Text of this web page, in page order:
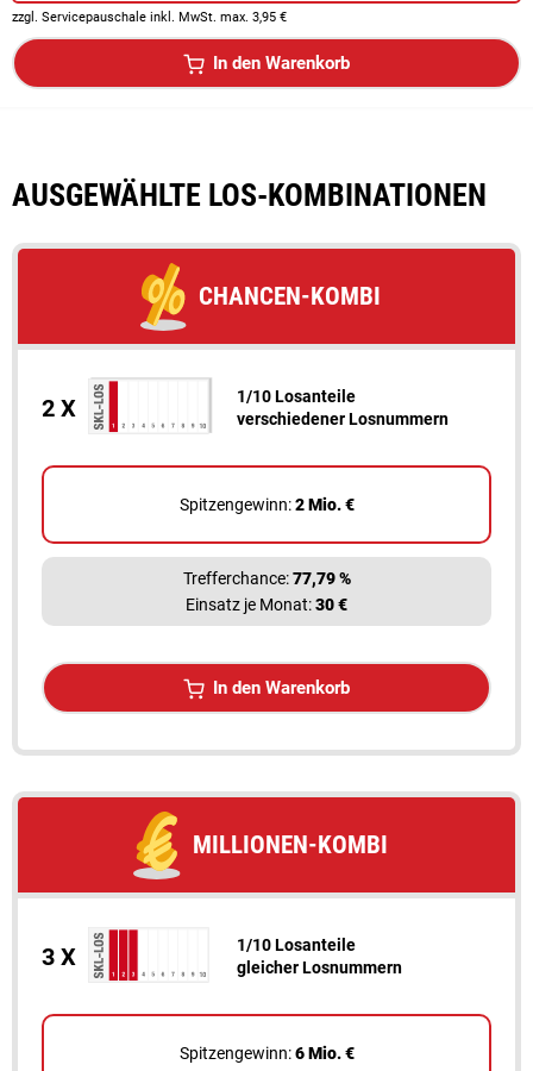
zzgl. Servicepauschale inkl. MwSt. max. 3,95 €
In den Warenkorb
AUSGEWÄHLTE LOS-KOMBINATIONEN
CHANCEN-KOMBI
2 X
1/10 Losanteile
ver­schiedener Losnummern
Spitzengewinn:2 Mio. €
Trefferchance:77,79 %
Einsatz je Monat:30 €
In den Warenkorb
MILLIONEN-KOMBI
3 X
1/10 Losanteile
gleicher Losnummern
Spitzengewinn:6 Mio. €